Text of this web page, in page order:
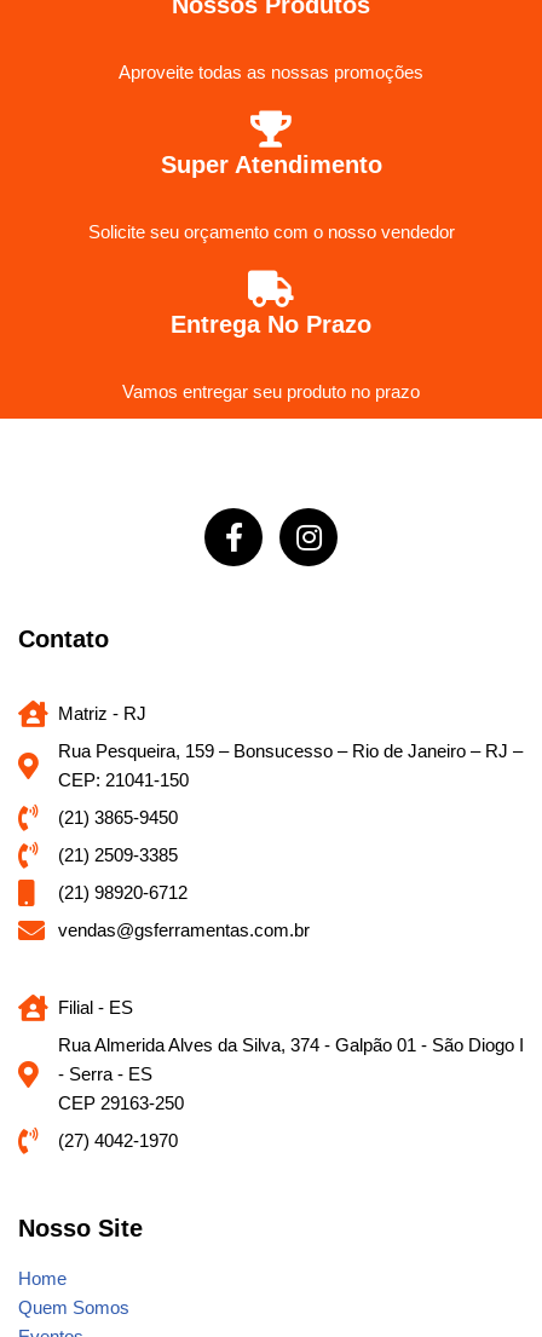
Aproveite todas as nossas promoções
Super Atendimento
Solicite seu orçamento com o nosso vendedor
Entrega No Prazo
Vamos entregar seu produto no prazo
Contato
Matriz - RJ
Rua Pesqueira, 159 – Bonsucesso – Rio de Janeiro – RJ –
CEP: 21041-150
(21) 3865-9450
(21) 2509-3385
(21) 98920-6712
vendas@gsferramentas.com.br
Filial - ES
Rua Almerida Alves da Silva, 374 - Galpão 01 - São Diogo I
- Serra - ES
CEP 29163-250
(27) 4042-1970
Nosso Site
Home
Quem Somos